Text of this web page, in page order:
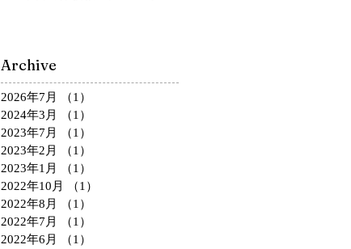
Archive
2026年7月 （1）
2024年3月
（1）
2023年7月
（1）
2023年2月
（1）
2023年1月
（1）
2022年10月
（1）
2022年8月
（1）
2022年7月
（1）
2022年6月
（1）